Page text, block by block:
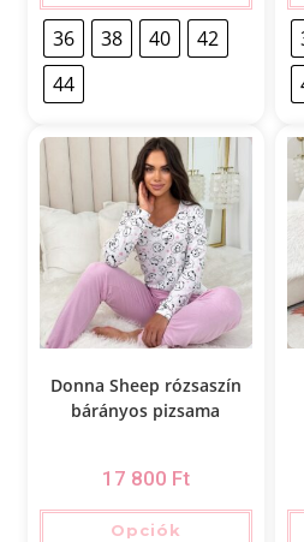
36 38 40
42
44
Donna Sheep rózsaszín
bárányos pizsama
17 800 Ft
Opciók